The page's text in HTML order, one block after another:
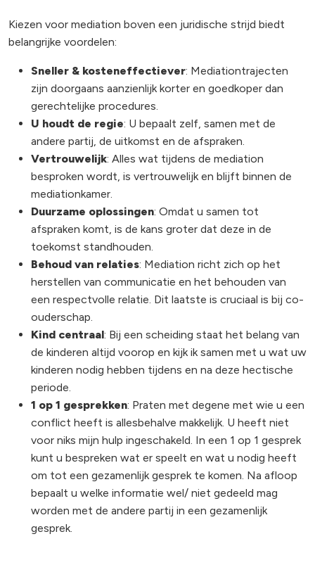
Kiezen voor mediation boven een juridische strijd biedt
belangrijke voordelen:
Sneller & kosteneffectiever: Mediationtrajecten
zijn doorgaans aanzienlijk korter en goedkoper dan
gerechtelijke procedures.
U houdt de regie: U bepaalt zelf, samen met de
andere partij, de uitkomst en de afspraken.
Vertrouwelijk: Alles wat tijdens de mediation
besproken wordt, is vertrouwelijk en blijft binnen de
mediationkamer.
Duurzame oplossingen: Omdat u samen tot
afspraken komt, is de kans groter dat deze in de
toekomst standhouden.
Behoud van relaties: Mediation richt zich op het
herstellen van communicatie en het behouden van
een respectvolle relatie. Dit laatste is cruciaal is bij co-
ouderschap.
Kind centraal: Bij een scheiding staat het belang van
de kinderen altijd voorop en kijk ik samen met u wat uw
kinderen nodig hebben tijdens en na deze hectische
periode.
1 op 1 gesprekken: Praten met degene met wie u een
conflict heeft is allesbehalve makkelijk. U heeft niet
voor niks mijn hulp ingeschakeld. In een 1 op 1 gesprek
kunt u bespreken wat er speelt en wat u nodig heeft
om tot een gezamenlijk gesprek te komen. Na afloop
bepaalt u welke informatie wel/ niet gedeeld mag
worden met de andere partij in een gezamenlijk
gesprek.